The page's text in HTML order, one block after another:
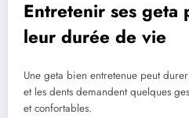
Entretenir ses
leur durée de vie
Une geta bien entretenue peut
et les dents demandent quelques
et confortables.